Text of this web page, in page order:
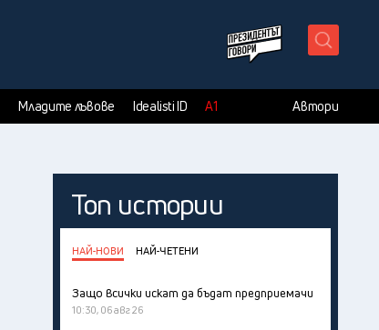
Младите лъвове Idealisti ID А1 Автори
Топ истории
НАЙ-НОВИ НАЙ-ЧЕТЕНИ
Защо всички искат да бъдат предприемачи
10:30, 06 авг 26